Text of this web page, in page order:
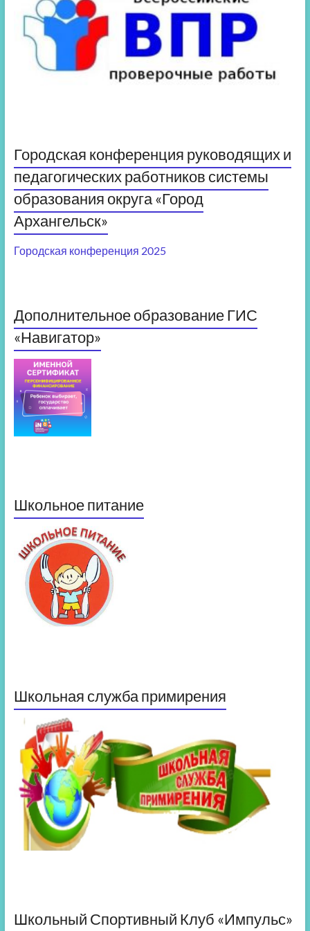
Городская конференция руководящих и
педагогических работников системы
образования округа «Город
Архангельск»
Городская конференция 2025
Дополнительное образование ГИС
«Навигатор»
Школьное питание
Школьная служба примирения
Школьный Спортивный Клуб «Импульс»